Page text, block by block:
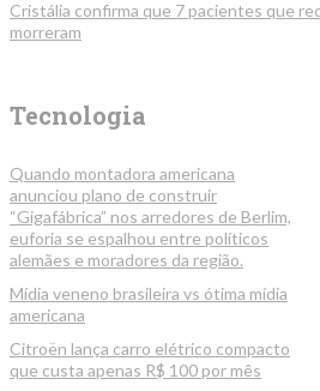
Cristália confirma que 7 pacientes que
morreram
Tecnologia
Quando montadora americana
anunciou plano de construir
“Gigafábrica” nos arredores de Berlim,
euforia se espalhou entre políticos
alemães e moradores da região.
Mídia veneno brasileira vs ótima mídia
americana
Citroën lança carro elétrico compacto
que custa apenas R$ 100 por mês